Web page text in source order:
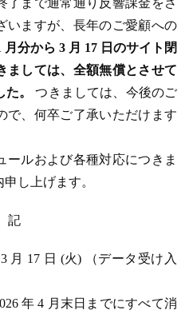
了まで通常通り反響課金をさ
いますが、長年のご愛顧への
月分から 3 月 17 日のサイト閉
ましては、全額無償とさせて
た。つきましては、今後のご
で、何卒ご了承いただけます
ールおよび各種対応につきま
し上げます。
記
月 17 日 (火) （データ受け入
年 4 月末日までにすべて消